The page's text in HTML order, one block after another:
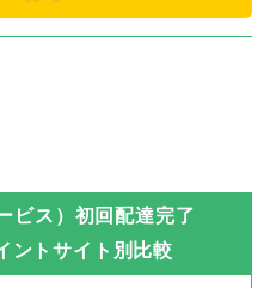
ビス）初回配達完了
ントサイト別比較